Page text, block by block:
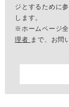
ジとするために
します。
※ホームページ全
理者 まで、お問